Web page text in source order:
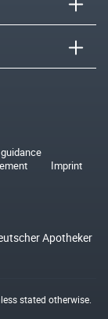
Imprint
Apotheker
stated otherwise.